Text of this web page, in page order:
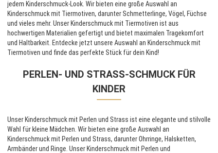
jedem Kinderschmuck-Look. Wir bieten eine große Auswahl an
Kinderschmuck mit Tiermotiven, darunter Schmetterlinge, Vögel, Füchse
und vieles mehr. Unser Kinderschmuck mit Tiermotiven ist aus
hochwertigen Materialien gefertigt und bietet maximalen Tragekomfort
und Haltbarkeit. Entdecke jetzt unsere Auswahl an Kinderschmuck mit
Tiermotiven und finde das perfekte Stück für dein Kind!
PERLEN- UND STRASS-SCHMUCK FÜR
KINDER
Unser Kinderschmuck mit Perlen und Strass ist eine elegante und stilvolle
Wahl für kleine Mädchen. Wir bieten eine große Auswahl an
Kinderschmuck mit Perlen und Strass, darunter Ohrringe, Halsketten,
Armbänder und Ringe. Unser Kinderschmuck mit Perlen und